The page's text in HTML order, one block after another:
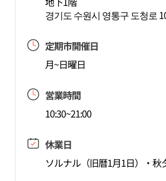
경기도 수원시 영통구 도청로
定期市開催日
月~日曜日
営業時間
10:30~21:00
休業日
ソルナル（旧暦1月1日）・秋